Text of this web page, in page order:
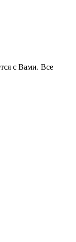
с Вами. Все